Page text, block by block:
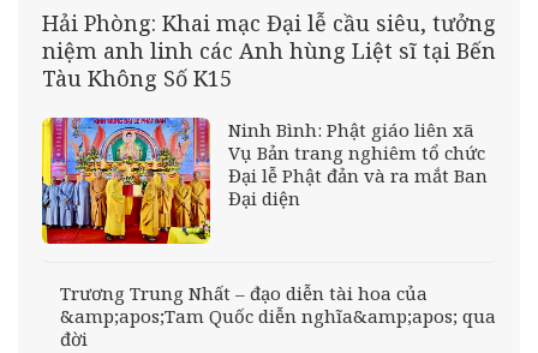
Hải Phòng: Khai mạc Đại lễ cầu siêu, tưởng
niệm anh linh các Anh hùng Liệt sĩ tại Bến
Tàu Không Số K15
Ninh Bình: Phật giáo liên xã
Vụ Bản trang nghiêm tổ chức
Đại lễ Phật đản và ra mắt Ban
Đại diện
Trương Trung Nhất – đạo diễn tài hoa của
&amp;apos;Tam Quốc diễn nghĩa&amp;apos; qua
đời